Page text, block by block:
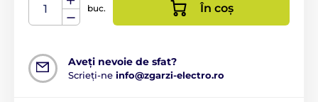
buc. În coș
Aveți nevoie de sfat?
Scrieți-ne info@zgarzi-electro.ro